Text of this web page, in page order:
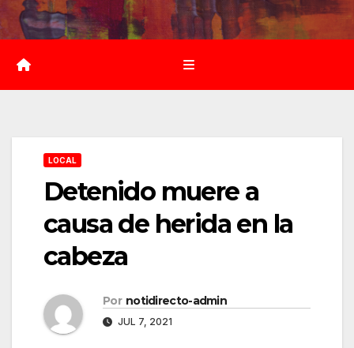
Saltar
al
contenido
LOCAL
Detenido muere a
causa de herida en la
cabeza
Por notidirecto-admin
JUL 7, 2021